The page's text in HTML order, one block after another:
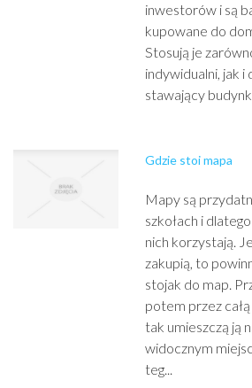
inwestorów i są
kupowane do
Stosują je
indywidualni, jak i
stawający
Gdzie stoi mapa
Mapy są
szkołach i
nich korzystają.
zakupią, to
stojak do map.
potem przez
tak umieszczą ją
widocznym
teg...